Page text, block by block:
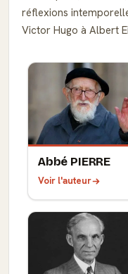
réflexions
Victor Hugo à Albert
Abbé PIERRE
Voir l'auteur